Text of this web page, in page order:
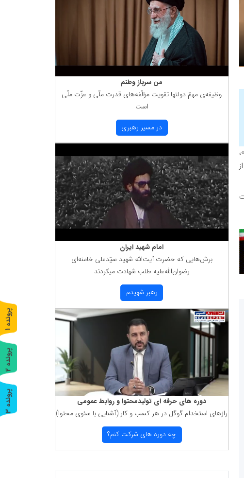
۷ قسمت از
من سرباز وطنم
وظیفه‌ی مهمّ دولتها تقویت مؤلّفه‌های قدرت ملّی و عزّت ملّی
است
در مسیر رهبری
امام شهید ایران
برش‌هایی كه حضرت آیت‌الله شهید سیّدعلی خامنه‌ای
رضوان‌الله‌علیه طلب شهادت میكردند
رهبر شهیدم
دوره های حرفه ای تولیدمحتوا و روابط عمومی
رازهای استخدام گوگل در هر كسب و كار (آشنایی با سئوی محتوا)
چه دوره های شركت كنم؟
پ
ر
و
ن
د
ه
1
پ
ر
و
ن
د
ه
2
پ
ر
و
ن
د
ه
3